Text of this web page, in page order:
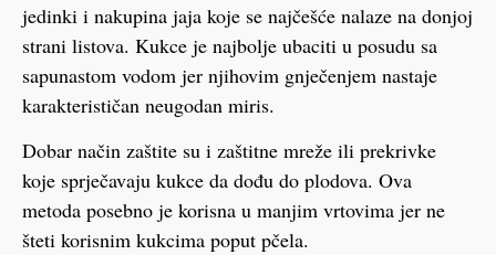
jedinki i nakupina jaja koje se najčešće nalaze na donjoj
strani listova. Kukce je najbolje ubaciti u posudu sa
sapunastom vodom jer njihovim gnječenjem nastaje
karakterističan neugodan miris.
Dobar način zaštite su i zaštitne mreže ili prekrivke
koje sprječavaju kukce da dođu do plodova. Ova
metoda posebno je korisna u manjim vrtovima jer ne
šteti korisnim kukcima poput pčela.